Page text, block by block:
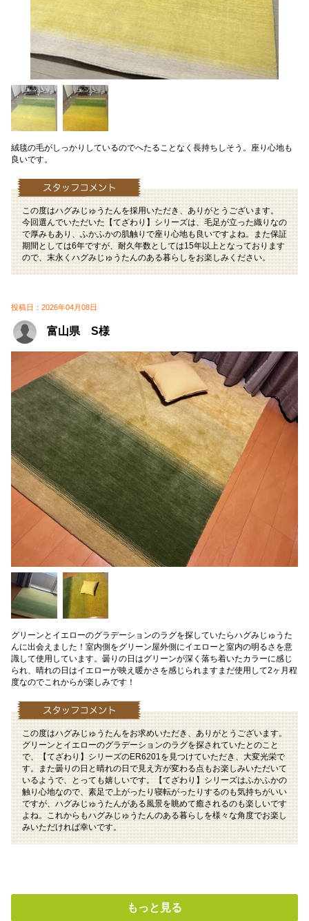
絨毯の毛がしっかりしているのでへたることなく長持ちしそう。座り心地も
良いです。
この度はハグみじゅうたんを採用いただき、ありがとうございます。
今回選んでいただいた【てざわり】シリーズは、毛足が立った織りなの
で厚みもあり、ふかふかの肌触りで座り心地も良いですよね。また保証
期間としては6年ですが、耐久年数としては15年以上となっております
ので、末永くハグみじゅうたんのある暮らしをお楽しみください。
投稿日：2026年04月08日
富山県 S様
グリーンとイエローのグラデーションのラグを探していたらハグみじゅうた
んに出会えました！室内側をグリーン屋外側にイエローと室内の明るさを意
識して使用しています。曇りの日はグリーンが深く落ち着いたカラーに感じ
られ、晴れの日はイエローが映え暖かさを感じられますまだ使用して2ヶ月程
度なのでこれからが楽しみです！
この度はハグみじゅうたんをお求めいただき、ありがとうございます。
グリーンとイエローのグラデーションのラグを探されていたとのこと
で、【てざわり】シリーズのER6201を見つけていただき、大変光栄で
す。また曇りの日と晴れの日で見え方が変わる点もお楽しみいただいて
いるようで、とっても嬉しいです。【てざわり】シリーズはふかふかの
触り心地なので、素足で上がったり寝転がったりするのも気持ちがいい
ですが、ハグみじゅうたんがある風景を眺めて癒されるのも楽しいです
よね。これからもハグみじゅうたんのある暮らしを様々な角度でお楽し
みいただければ幸いです。
もっと見る